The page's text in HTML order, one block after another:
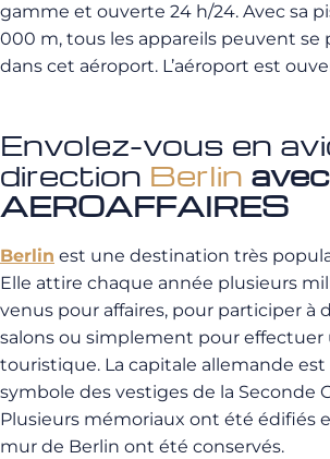
gamme et ouverte 24 h/24. Avec sa
000 m, tous les appareils peuvent se
dans cet aéroport. L’aéroport est
Envolez-vous en
direction Berlin avec
AEROAFFAIRES
Berlin est une destination très
Elle attire chaque année plusieurs
venus pour affaires, pour participer à
salons ou simplement pour effectuer
touristique. La capitale allemande est
symbole des vestiges de la Seconde
Plusieurs mémoriaux ont été édifiés
mur de Berlin ont été conservés.